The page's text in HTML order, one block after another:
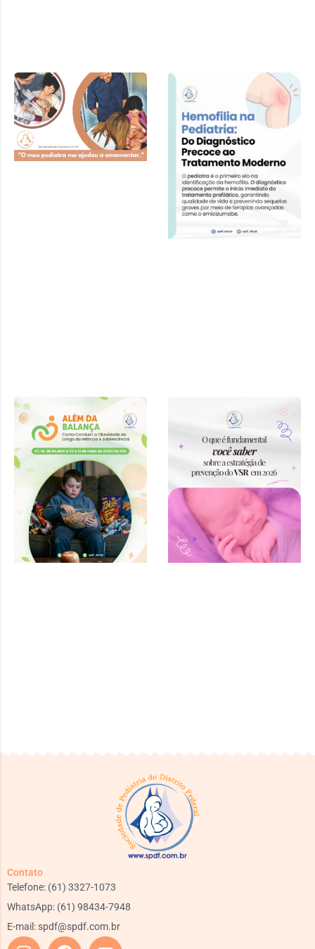
Cartilha SPDF –
Pediatra e
Amamentação
Conduzir a
Obesidade ao
Longo da
Infância e
Adolescência”
Contato
Telefone: (61) 3327-1073
WhatsApp: (61) 98434-7948
E-mail: spdf@spdf.com.br